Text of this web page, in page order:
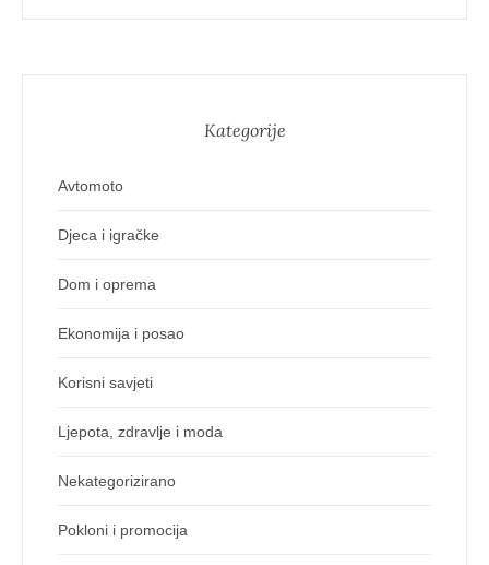
Kategorije
Avtomoto
Djeca i igračke
Dom i oprema
Ekonomija i posao
Korisni savjeti
Ljepota, zdravlje i moda
Nekategorizirano
Pokloni i promocija